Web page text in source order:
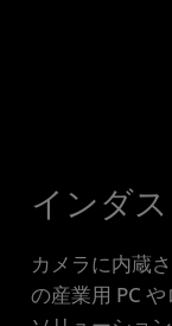
インダ
カメラに内蔵
の産業用 PC